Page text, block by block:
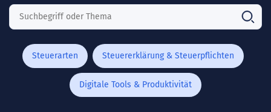
Steuerarten Steuererklärung & Steuerpflichten
Digitale Tools & Produktivität